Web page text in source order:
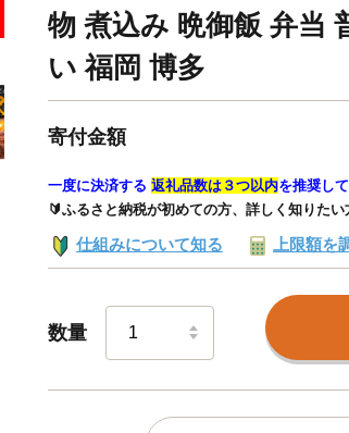
物 煮込み 晩御飯 弁当
い 福岡 博多
寄付金額
一度に決済する 返礼品数は３つ以内を推奨して
🔰ふるさと納税が初めての方、詳しく知りたい
仕組みについて知る 上限額を
数量